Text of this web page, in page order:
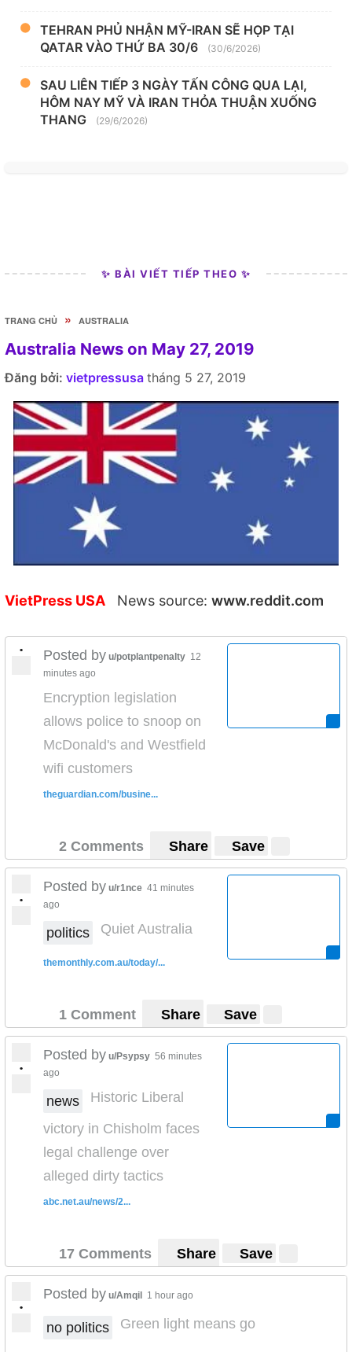
TEHRAN PHỦ NHẬN MỸ-IRAN SẼ HỌP TẠI
QATAR VÀO THỨ BA 30/6
(30/6/2026)
SAU LIÊN TIẾP 3 NGÀY TẤN CÔNG QUA LẠI,
HÔM NAY MỸ VÀ IRAN THỎA THUẬN XUỐNG
THANG
(29/6/2026)
✨ BÀI VIẾT TIẾP THEO ✨
TRANG CHỦ » AUSTRALIA
Australia News on May 27, 2019
Đăng bởi: vietpressusa tháng 5 27, 2019
VietPress USA News source: www.reddit.com
• Posted by u/potplantpenalty 12
minutes ago
Encryption legislation
allows police to snoop on
McDonald's and Westfield
wifi customers
theguardian.com/busine...
2 Comments Share Save
•
Posted by u/r1nce 41 minutes
ago
politics Quiet Australia
themonthly.com.au/today/...
1 Comment Share Save
•
Posted by u/Psypsy 56 minutes
ago
news
Historic Liberal
victory in Chisholm faces
legal challenge over
alleged dirty tactics
abc.net.au/news/2...
17 Comments Share Save
•
Posted by u/Amqil 1 hour ago
no politics Green light means go